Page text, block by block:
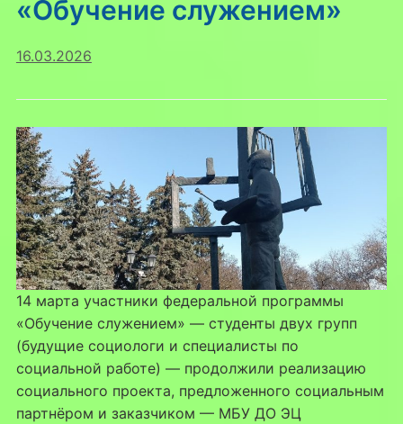
«Обучение служением»
16.03.2026
14 марта участники федеральной программы
«Обучение служением» — студенты двух групп
(будущие социологи и специалисты по
социальной работе) — продолжили реализацию
социального проекта, предложенного социальным
партнёром и заказчиком — МБУ ДО ЭЦ